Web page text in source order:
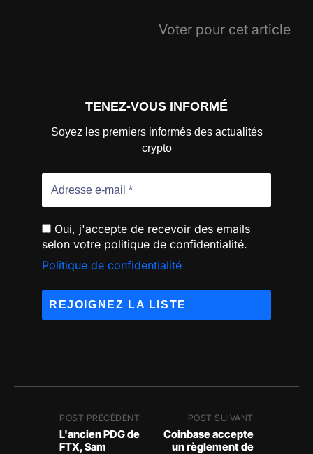
Voter pour cet article
TENEZ-VOUS INFORMÉ
Soyez les premiers informés des actualités
crypto
Oui, j'accepte de recevoir des emails
selon votre politique de confidentialité.
Politique de confidentialité
POST PRÉCÉDENT
L'ancien PDG de
FTX, Sam
POST SUIVANT
Coinbase accepte
un règlement de